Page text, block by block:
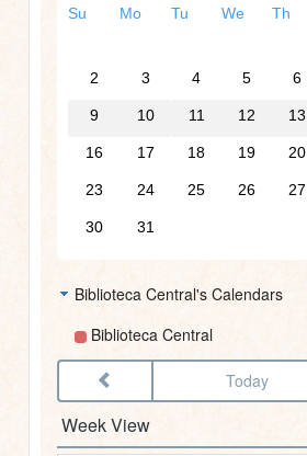
Su
Mo Tu We Th
2 3 4 5 6
9 10 11 12 13
16 17 18 19 20
23 24 25 26 27
30 31
Biblioteca Central's Calendars
Biblioteca Central
Today
2am
5am